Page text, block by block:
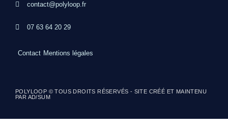
contact@polyloop.fr
07 63 64 20 29
Contact Mentions légales
POLYLOOP © TOUS DROITS RÉSERVÉS - SITE CRÉÉ ET MAINTENU
PAR AD/SUM